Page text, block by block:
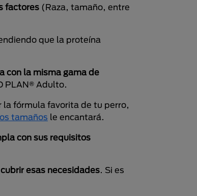
factores (Raza, tamaño, entre
que la proteína
con la misma gama de
PLAN® Adulto.
la fórmula favorita de tu perro,
tamaños le encantará.
con sus requisitos
esas necesidades. Si es